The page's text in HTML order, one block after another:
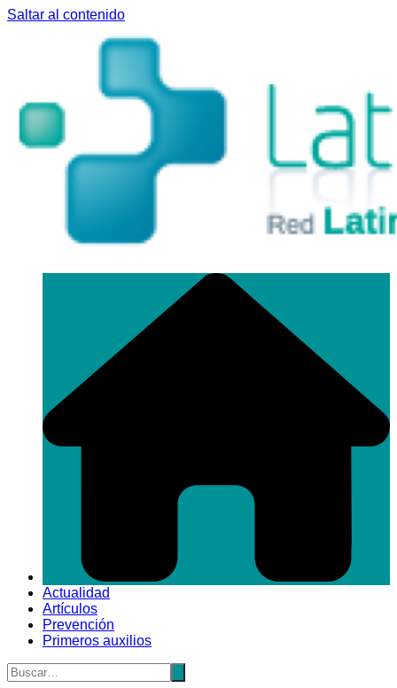
Saltar al contenido
Actualidad
Artículos
Prevención
Primeros auxilios